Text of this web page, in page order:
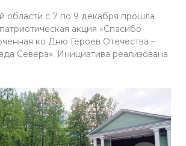
области с 7 по 9 декабря прошла
акция «Спасибо
ко Дню Героев Отечества –
Севера». Инициатива реализована